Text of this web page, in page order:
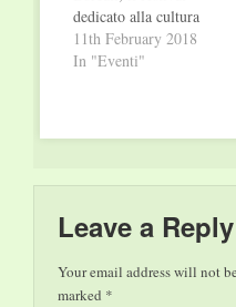
dedicato alla cultura
nordeuropea
organizzato da
manifestazione,
giovedì 22 febbraio, e
tra gli altri, l'autrice…
11th February 2018
In "Eventi"
Leave a Reply
Your email address will not
marked *